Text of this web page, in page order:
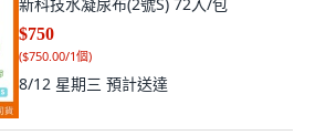
$750
($750.00/1個)
8/12 星期三 預計送達